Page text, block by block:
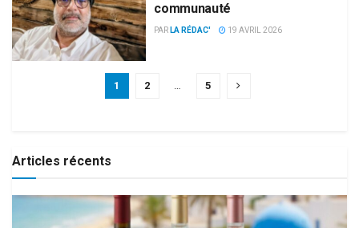
communauté
PAR LA RÉDAC' 19 AVRIL 2026
1 2 5
Articles récents